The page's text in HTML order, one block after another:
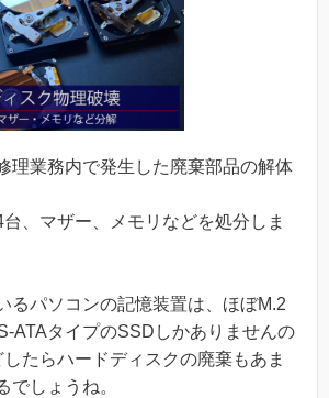
理業務内で発生した廃棄部品の解体
、マザー、メモリなどを処分しま
るパソコンの記憶装置は、ほぼM.2
ATAタイプのSSDしかありませんの
たらハードディスクの廃棄もあま
でしょうね。